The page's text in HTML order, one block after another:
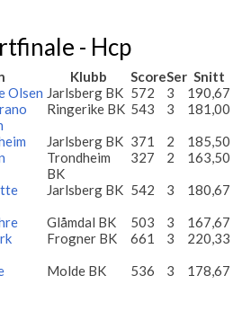
- Hcp
Klubb ScoreSer Snitt
Olsen Jarlsberg BK 572 3
190,67
Ringerike BK 543 3
181,00
Jarlsberg BK 371 2
185,50
Trondheim
BK
327 2
163,50
Jarlsberg BK 542 3
180,67
Glåmdal BK 503 3
167,67
Frogner BK 661 3
220,33
Molde BK 536 3 178,67